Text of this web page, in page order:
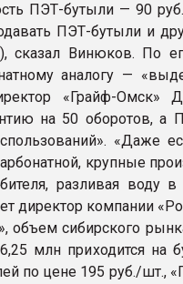
ПЭТ-бутыли — 90
ПЭТ-бутыли и
сказал Винюков. По
аналогу —
«Грайф-Омск»
на 50 оборотов, а
«Даже
крупные
разливая воду
директор компании
объем сибирского
млн приходится на
по цене 195 руб./шт.,